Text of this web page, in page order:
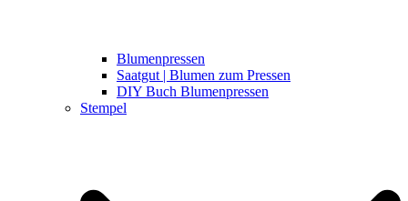
Blumenpressen
Saatgut | Blumen zum Pressen
DIY Buch Blumenpressen
Stempel